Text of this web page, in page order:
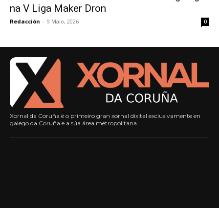
na V Liga Maker Dron
Redacción - 9 Maio, 2026 0
Xornal da Coruña é o primeiro gran xornal dixital exclusivamente en
galego da Coruña e a súa área metropolitana